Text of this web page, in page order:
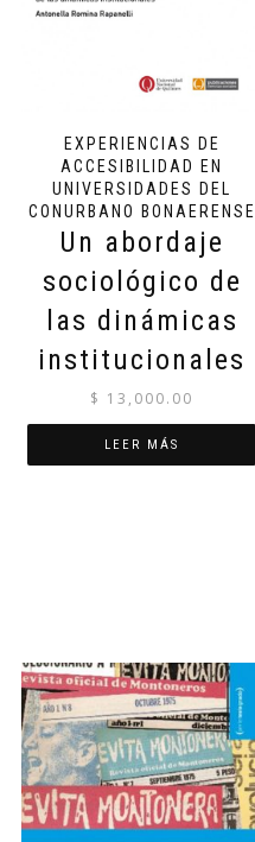
EXPERIENCIAS DE
ACCESIBILIDAD EN
UNIVERSIDADES DEL
CONURBANO BONAERENSE
Un abordaje
sociológico de
las dinámicas
institucionales
$ 13,000.00
LEER MÁS